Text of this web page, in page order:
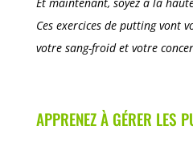
Ces exercices de putting vont
votre sang-froid et votre
APPRENEZ À GÉRER LES